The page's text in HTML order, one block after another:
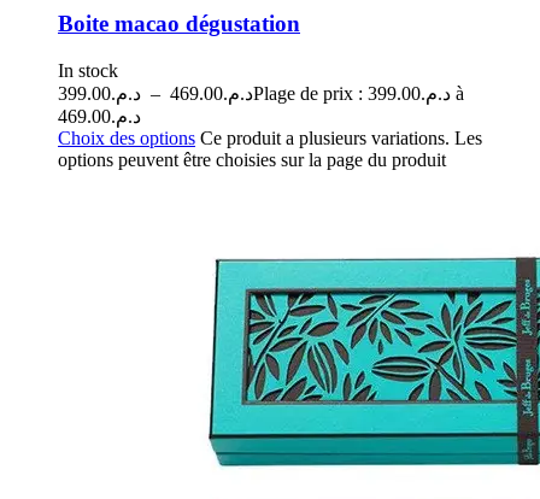
Boite macao dégustation
In stock
د.م.399.00 – د.م.469.00
Plage de prix : د.م.399.00 à
د.م.469.00
Choix des options Ce produit a plusieurs variations. Les
options peuvent être choisies sur la page du produit